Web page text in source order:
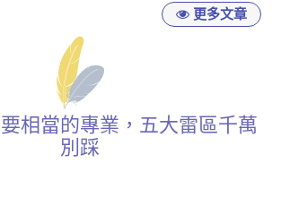
更多文章
相當的專業，五大雷區千萬
別踩